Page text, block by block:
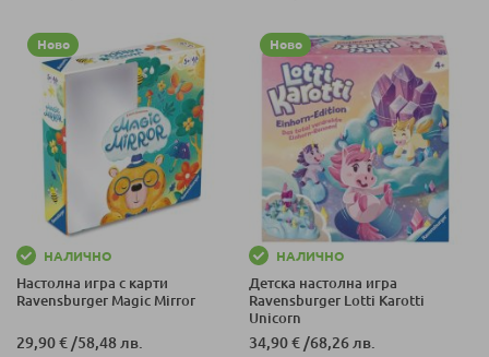
Ново
НАЛИЧНО
Настолна игра с карти
Ravensburger Magic Mirror
29,90 €/58,48 лв.
Ново
НАЛИЧНО
Детска настолна игра
Ravensburger Lotti Karotti
Unicorn
34,90 €/68,26 лв.